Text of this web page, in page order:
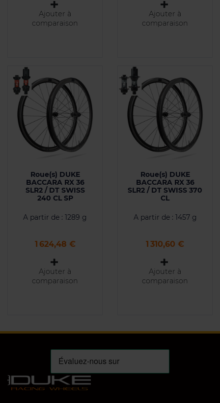
Ajouter à
comparaison
Ajouter à
comparaison
Roue(s) DUKE
BACCARA RX 36
SLR2 / DT SWISS
240 CL SP
A partir de : 1289 g
Prix
1 624,48 €
Ajouter à
comparaison
Roue(s) DUKE
BACCARA RX 36
SLR2 / DT SWISS 370
CL
A partir de : 1457 g
Prix
1 310,60 €
Ajouter à
comparaison